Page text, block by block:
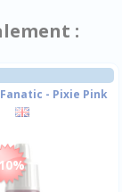
:
- Pixie Pink